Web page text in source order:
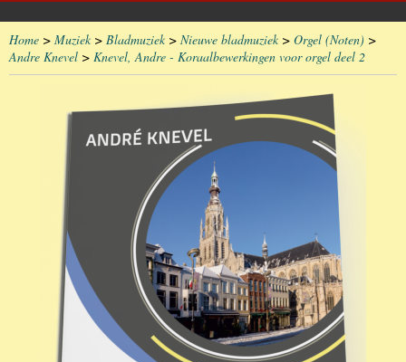
Home > Muziek> Bladmuziek> Nieuwe bladmuziek> Orgel (Noten) >
Andre Knevel > Knevel, Andre - Koraalbewerkingen voor orgel deel 2